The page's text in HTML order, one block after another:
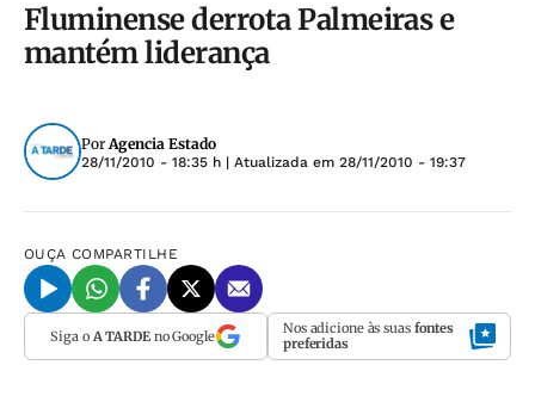
Fluminense derrota Palmeiras e
mantém liderança
PorAgencia Estado
28/11/2010 - 18:35 h | Atualizada em 28/11/2010 - 19:37
OUÇA COMPARTILHE
Siga o A TARDEno Google Nos adicione às suas fontes
preferidas